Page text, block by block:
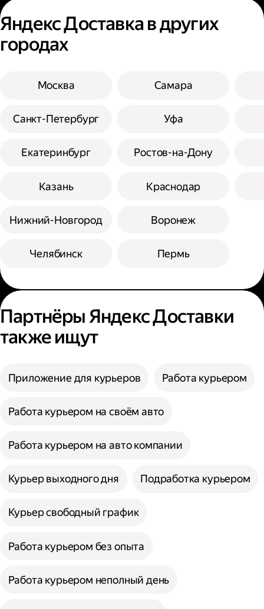
Яндекс Доставка в других
городах
Москва
Санкт-Петербург
Екатеринбург
Казань
Нижний-Новгород
Челябинск
Самара
Уфа
Ростов-на-Дону
Краснодар
Воронеж
Пермь
Партнёры Яндекс Доставки
также ищут
Приложение для курьеров Работа курьером
Работа курьером на своём авто
Работа курьером на авто компании
Курьер выходного дня Подработка курьером
Курьер свободный график
Работа курьером без опыта
Работа курьером неполный день